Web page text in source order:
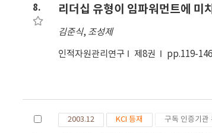
풍부한 기업에서는 이러한 관계가 약해
8. 리더십 유형이 임파워먼트에 미
김준식, 조성제
인적자원관리연구 제8권 pp.119-146
2003.12 KCI 등재 구독 인증기관